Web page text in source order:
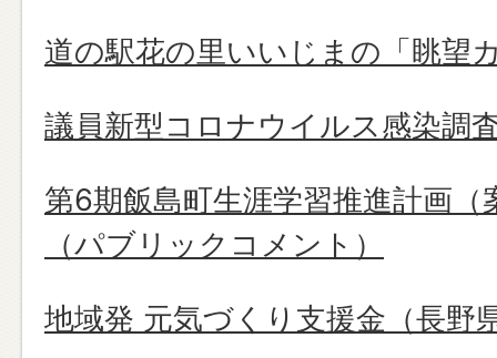
道の駅花の里いいじまの「眺望
議員新型コロナウイルス感染調
第6期飯島町生涯学習推進計画
（パブリックコメント）
地域発 元気づくり支援金（長野